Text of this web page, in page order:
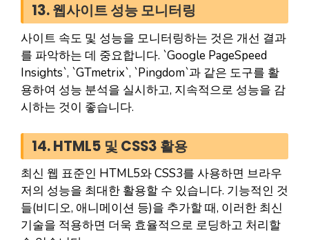
13. 웹사이트 성능 모니터링
사이트 속도 및 성능을 모니터링하는 것은 개선 결과
를 파악하는 데 중요합니다. `Google PageSpeed
Insights`, `GTmetrix`, `Pingdom`과 같은 도구를 활
용하여 성능 분석을 실시하고, 지속적으로 성능을 감
시하는 것이 좋습니다.
14. HTML5 및 CSS3 활용
최신 웹 표준인 HTML5와 CSS3를 사용하면 브라우
저의 성능을 최대한 활용할 수 있습니다. 기능적인 것
들(비디오, 애니메이션 등)을 추가할 때, 이러한 최신
기술을 적용하면 더욱 효율적으로 로딩하고 처리할